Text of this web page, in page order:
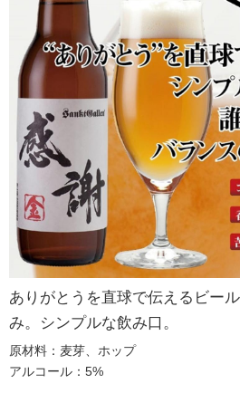
ありがとうを直球で伝えるビー
み。シンプルな飲み口。
原材料：麦芽、ホップ
アルコール：5%